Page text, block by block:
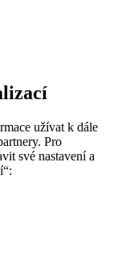
užívat k dále
Pro
své nastavení a